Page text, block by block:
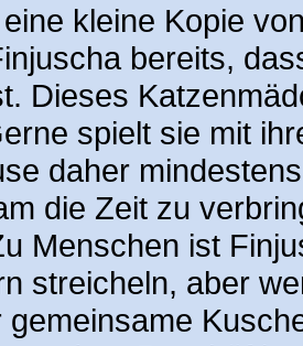
kleine Kopie
bereits,
Dieses
spielt sie mit
daher
die Zeit zu
Menschen ist
streicheln, aber
gemeinsame